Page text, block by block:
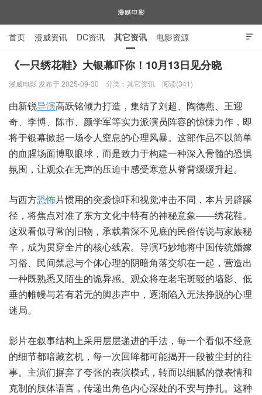

首页 漫威资讯 DC资讯 其它资讯 电影资源
电视剧资源 漫威图片
《一只绣花鞋》大银幕吓你！10月13日见分晓
漫威电影 发布于 2025-09-30 分类： 其它资讯 阅读(341)
由新锐导演高跃铭倾力打造，集结了刘超、陶德燕、王迎
奇、李博、陈市、颜学军等实力派演员阵容的惊悚力作，即
将于银幕掀起一场令人窒息的心理风暴。这部作品不以简单
的血腥场面博取眼球，而是致力于构建一种深入骨髓的恐惧
氛围，让观众在无声的压迫中感受寒意从脊背缓缓升起。
与西方恐怖片惯用的突袭惊吓和视觉冲击不同，本片另辟蹊
径，将焦点对准了东方文化中特有的神秘意象——绣花鞋。
这双看似寻常的旧物，承载着深不见底的民俗传说与家族秘
辛，成为贯穿全片的核心线索。导演巧妙地将中国传统婚嫁
习俗、民间禁忌与个体心理的阴暗角落交织在一起，营造出
一种既熟悉又陌生的诡异感。观众将在老宅斑驳的墙影、低
垂的帷幔与若有若无的脚步声中，逐渐陷入无法挣脱的心理
迷局。
影片在叙事结构上采用层层递进的手法，每一个看似不经意
的细节都暗藏玄机，每一次回眸都可能揭开一段被尘封的往
事。主演们摒弃了夸张的表演模式，转而以细腻的微表情和
克制的肢体语言，传递出角色内心深处的不安与挣扎。这种